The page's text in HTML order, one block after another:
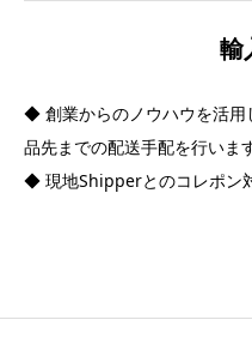
輸
◆ 創業からのノウハウを活用
品先までの配送手配を行います
◆ 現地Shipperとのコレポン